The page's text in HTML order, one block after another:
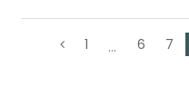
1 ... 6 7